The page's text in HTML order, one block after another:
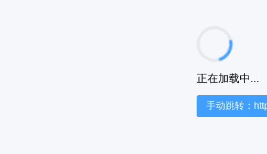
正在加载中...
手动跳转：